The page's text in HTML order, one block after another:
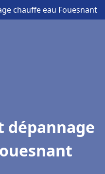
chauffe eau Fouesnant